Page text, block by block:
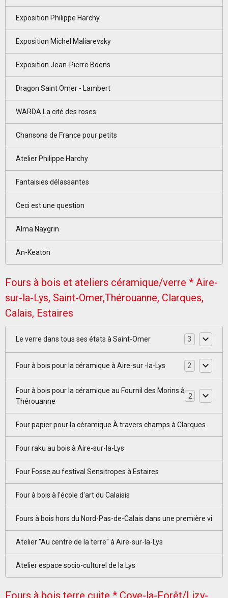
Exposition Philippe Harchy
Exposition Michel Maliarevsky
Exposition Jean-Pierre Boëns
Dragon Saint Omer - Lambert
WARDA La cité des roses
Chansons de France pour petits
Atelier Philippe Harchy
Fantaisies délassantes
Ceci est une question
Alma Naygrin
An-Keaton
Fours à bois et ateliers céramique/verre * Aire-
sur-la-Lys, Saint-Omer,Thérouanne, Clarques,
Calais, Estaires
Le verre dans tous ses états à Saint-Omer 3
Four à bois pour la céramique à Aire-sur -la-Lys 2
Four à bois pour la céramique au Fournil des Morins à
Thérouanne
Four papier pour la céramique À travers champs à Clarques
Four raku au bois à Aire-sur-la-Lys
Four Fosse au festival Sensitropes à Estaires
Four à bois à l'école d'art du Calaisis
Fours à bois hors du Nord-Pas-de-Calais dans une première vi
Atelier "Au centre de la terre" à Aire-sur-la-Lys
Atelier espace socio-culturel de la Lys
Fours à bois terre cuite * Coye-la-Forêt/Lizy-